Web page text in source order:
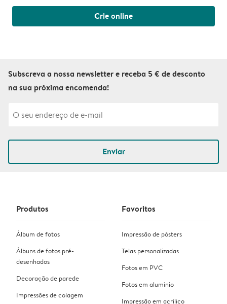
Crie online
Subscreva a nossa newsletter e receba 5 € de desconto
na sua próxima encomenda!
Enviar
Produtos
Álbum de fotos
Álbuns de fotos pré-
desenhados
Decoração de parede
Impressões de colagem
Favoritos
Impressão de pósters
Telas personalizadas
Fotos em PVC
Fotos em alumínio
Impressão em acrílico